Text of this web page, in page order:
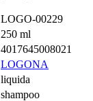
LOGO-00229
250 ml
4017645008021
LOGONA
liquida
shampoo